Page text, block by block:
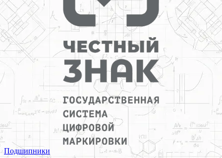
Подшипники